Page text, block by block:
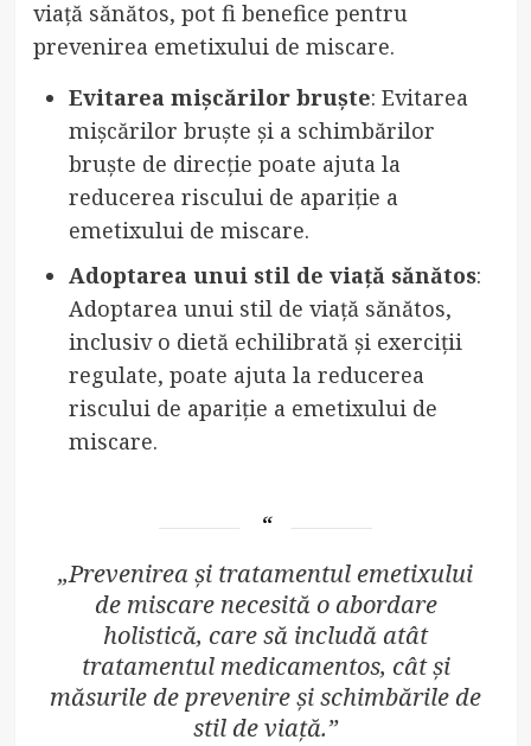
viață sănătos, pot fi benefice pentru
prevenirea emetixului de miscare.
Evitarea mișcărilor bruște: Evitarea
mișcărilor bruște și a schimbărilor
bruște de direcție poate ajuta la
reducerea riscului de apariție a
emetixului de miscare.
Adoptarea unui stil de viață sănătos:
Adoptarea unui stil de viață sănătos,
inclusiv o dietă echilibrată și exerciții
regulate, poate ajuta la reducerea
riscului de apariție a emetixului de
miscare.
„Prevenirea și tratamentul emetixului
de miscare necesită o abordare
holistică, care să includă atât
tratamentul medicamentos, cât și
măsurile de prevenire și schimbările de
stil de viață.”